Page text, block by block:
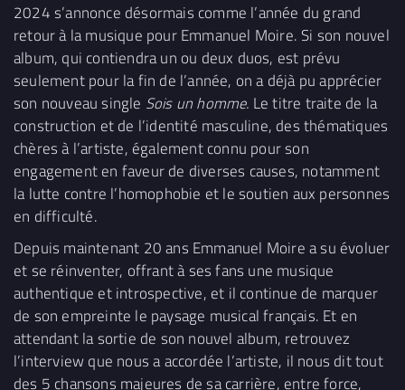
2024 s’annonce désormais comme l’année du grand
retour à la musique pour Emmanuel Moire. Si son nouvel
album, qui contiendra un ou deux duos, est prévu
seulement pour la fin de l’année, on a déjà pu apprécier
son nouveau single Sois un homme. Le titre traite de la
construction et de l’identité masculine, des thématiques
chères à l’artiste, également connu pour son
engagement en faveur de diverses causes, notamment
la lutte contre l’homophobie et le soutien aux personnes
en difficulté.
Depuis maintenant 20 ans Emmanuel Moire a su évoluer
et se réinventer, offrant à ses fans une musique
authentique et introspective, et il continue de marquer
de son empreinte le paysage musical français. Et en
attendant la sortie de son nouvel album, retrouvez
l’interview que nous a accordée l’artiste, il nous dit tout
des 5 chansons majeures de sa carrière, entre force,